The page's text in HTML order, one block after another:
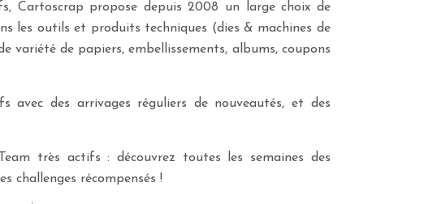
Cartoscrap propose depuis 2008 un large choix de
les outils et produits techniques (dies & machines de
variété de papiers, embellissements, albums, coupons
avec des arrivages réguliers de nouveautés, et des
très actifs : découvrez toutes les semaines des
challenges récompensés !